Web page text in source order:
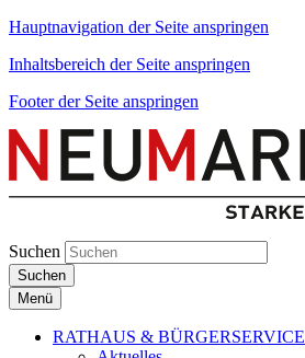
Hauptnavigation der Seite anspringen
Inhaltsbereich der Seite anspringen
Footer der Seite anspringen
Suchen
Suchen
Menü
RATHAUS & BÜRGERSERVICE